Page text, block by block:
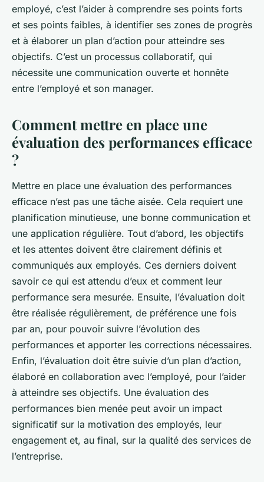
employé, c’est l’aider à comprendre ses points forts
et ses points faibles, à identifier ses zones de progrès
et à élaborer un plan d’action pour atteindre ses
objectifs. C’est un processus collaboratif, qui
nécessite une communication ouverte et honnête
entre l’employé et son manager.
Comment mettre en place une
évaluation des performances efficace
?
Mettre en place une évaluation des performances
efficace n’est pas une tâche aisée. Cela requiert une
planification minutieuse, une bonne communication et
une application régulière. Tout d’abord, les objectifs
et les attentes doivent être clairement définis et
communiqués aux employés. Ces derniers doivent
savoir ce qui est attendu d’eux et comment leur
performance sera mesurée. Ensuite, l’évaluation doit
être réalisée régulièrement, de préférence une fois
par an, pour pouvoir suivre l’évolution des
performances et apporter les corrections nécessaires.
Enfin, l’évaluation doit être suivie d’un plan d’action,
élaboré en collaboration avec l’employé, pour l’aider
à atteindre ses objectifs. Une évaluation des
performances bien menée peut avoir un impact
significatif sur la motivation des employés, leur
engagement et, au final, sur la qualité des services de
l’entreprise.